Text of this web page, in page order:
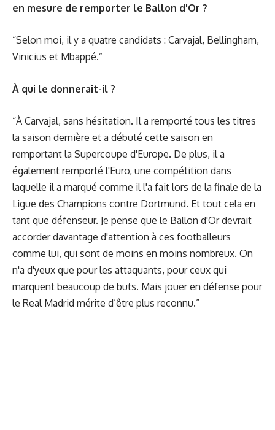
en mesure de remporter le Ballon d'Or ?
“Selon moi, il y a quatre candidats : Carvajal, Bellingham,
Vinicius et Mbappé.”
À qui le donnerait-il ?
“À Carvajal, sans hésitation. Il a remporté tous les titres
la saison dernière et a débuté cette saison en
remportant la Supercoupe d'Europe. De plus, il a
également remporté l'Euro, une compétition dans
laquelle il a marqué comme il l'a fait lors de la finale de la
Ligue des Champions contre Dortmund. Et tout cela en
tant que défenseur. Je pense que le Ballon d'Or devrait
accorder davantage d'attention à ces footballeurs
comme lui, qui sont de moins en moins nombreux. On
n'a d'yeux que pour les attaquants, pour ceux qui
marquent beaucoup de buts. Mais jouer en défense pour
le Real Madrid mérite d’être plus reconnu.”